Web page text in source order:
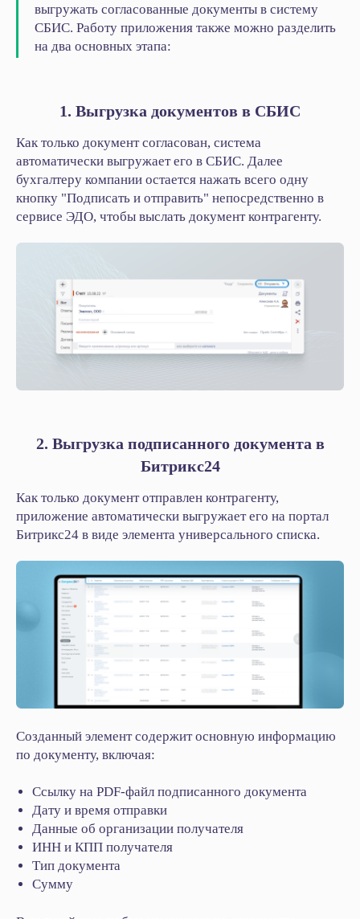
выгружать согласованные документы в систему
СБИС. Работу приложения также можно разделить
на два основных этапа:
1. Выгрузка документов в СБИС
Как только документ согласован, система
автоматически выгружает его в СБИС. Далее
бухгалтеру компании остается нажать всего одну
кнопку "Подписать и отправить" непосредственно в
сервисе ЭДО, чтобы выслать документ контрагенту.
2. Выгрузка подписанного документа в
Битрикс24
Как только документ отправлен контрагенту,
приложение автоматически выгружает его на портал
Битрикс24 в виде элемента универсального списка.
Созданный элемент содержит основную информацию
по документу, включая:
Ссылку на PDF-файл подписанного документа
Дату и время отправки
Данные об организации получателя
ИНН и КПП получателя
Тип документа
Сумму
Упростите ведение
бизнеса для себя и своих
сотрудников